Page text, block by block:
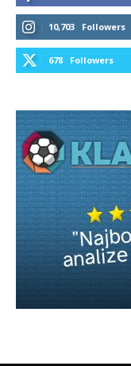
10,703 Followers
678 Followers